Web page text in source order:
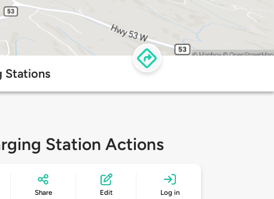
Stations
Station Actions
Share Edit Log in